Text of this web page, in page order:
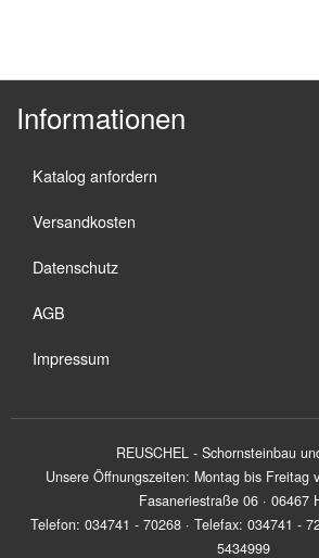
Informationen
Katalog anfordern
Versandkosten
Datenschutz
AGB
Impressum
REUSCHEL - Schornsteinbau
Unsere Öffnungszeiten: Montag bis Freitag
Fasaneriestraße 06 · 06467
Telefon: 034741 - 70268 · Telefax: 034741 -
5434999